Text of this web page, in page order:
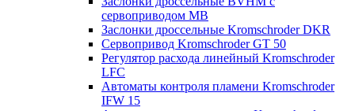
сервоприводом МВ
Заслонки дроссельные Kromschroder DKR
Cервопривод Kromschroder GT 50
Регулятор расхода линейный Kromschroder
LFC
Автоматы контроля пламени Kromschroder
IFW 15